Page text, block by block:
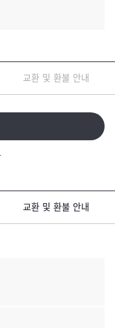
교환 및 환불 안내
교환 및 환불 안내